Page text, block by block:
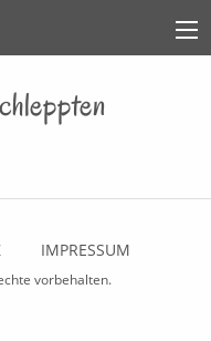
IMPRESSUM
vorbehalten.